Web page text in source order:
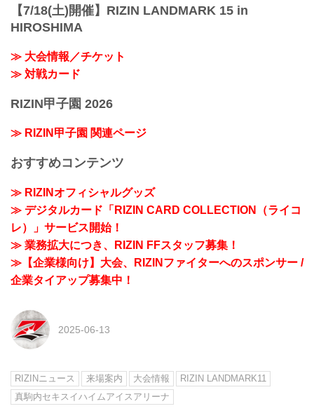
【7/18(土)開催】RIZIN LANDMARK 15 in
HIROSHIMA
≫ 大会情報／チケット
≫ 対戦カード
RIZIN甲子園 2026
≫ RIZIN甲子園 関連ページ
おすすめコンテンツ
≫ RIZINオフィシャルグッズ
≫ デジタルカード「RIZIN CARD COLLECTION（ライコ
レ）」サービス開始！
≫ 業務拡大につき、RIZIN FFスタッフ募集！
≫【企業様向け】大会、RIZINファイターへのスポンサー /
企業タイアップ募集中！
2025-06-13
RIZINニュース 来場案内 大会情報
RIZIN LANDMARK11
真駒内セキスイハイムアイスアリーナ